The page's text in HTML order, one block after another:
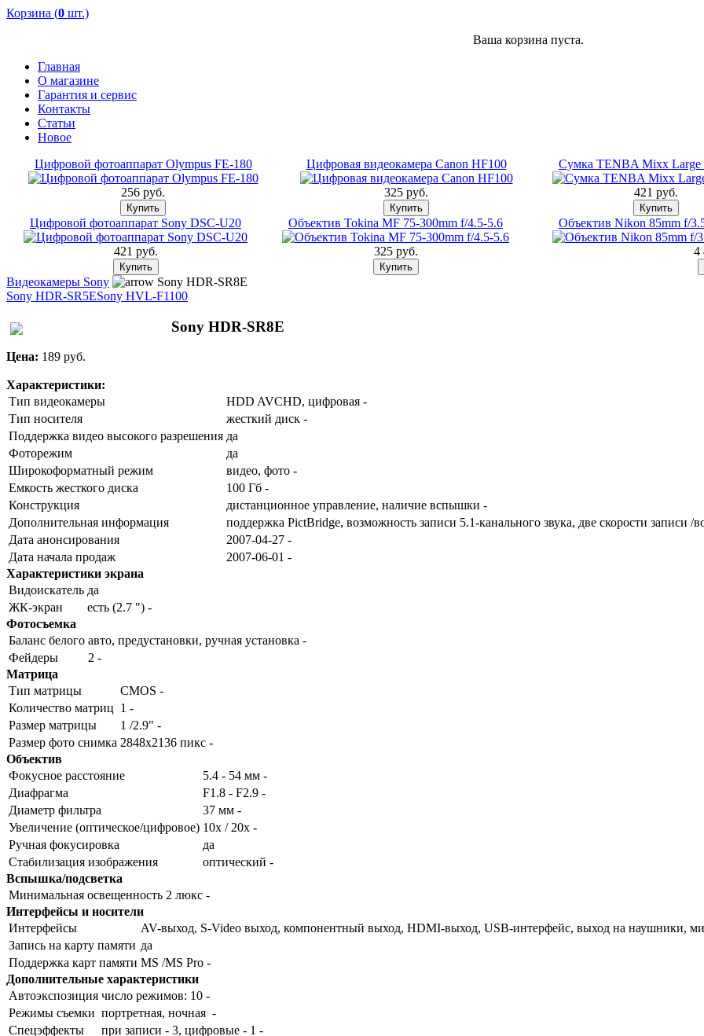
Корзина (0 шт.)
Ваша корзина пуста.
Главная
О магазине
Гарантия и сервис
Контакты
Статьи
Новое
Цифровой фотоаппарат Olympus FE-180
256 pуб.
Цифровая видеокамера Canon HF100
325 pуб.
Сумка TENBA Mixx Large
421 pуб.
Цифровой фотоаппарат Sony DSC-U20
421 pуб.
Объектив Tokina MF 75-300mm f/4.5-5.6
325 pуб.
Объектив Nikon 85mm f/
4
Видеокамеры Sony
Sony HDR-SR8E
Sony HDR-SR5ESony HVL-F1100
Sony HDR-SR8E
Цена: 189 pуб.
Характеристики:
Тип видеокамеры
HDD AVCHD, цифровая -
Тип носителя
жесткий диск -
Поддержка видео высокого разрешения да
Фоторежим
да
Широкоформатный режим
видео, фото -
Емкость жесткого диска
100 Гб -
Конструкция
дистанционное управление, наличие вспышки -
Дополнительная информация
поддержка PictBridge, возможность записи 5.1-канального звука, две скорости записи /
Дата анонсирования
2007-04-27 -
Дата начала продаж
2007-06-01 -
Характеристики экрана
Видоискатель да
ЖК-экран
есть (2.7 ") -
Фотосъемка
Баланс белого авто, предустановки, ручная установка -
Фейдеры
2 -
Матрица
Тип матрицы
CMOS -
Количество матриц 1 -
Размер матрицы
1 /2.9" -
Размер фото снимка 2848x2136 пикс -
Объектив
Фокусное расстояние
5.4 - 54 мм -
Диафрагма
F1.8 - F2.9 -
Диаметр фильтра
37 мм -
Увеличение (оптическое/цифровое) 10x / 20x -
Ручная фокусировка
да
Стабилизация изображения
оптический -
Вспышка/подсветка
Минимальная освещенность 2 люкс -
Интерфейсы и носители
Интерфейсы
AV-выход, S-Video выход, компонентный выход, HDMI-выход, USB-интерфейс, выход на наушники,
Запись на карту памяти да
Поддержка карт памяти MS /MS Pro -
Дополнительные характеристики
Автоэкспозиция число режимов: 10 -
Режимы съемки портретная, ночная -
Спецэффекты
при записи - 3, цифровые - 1 -